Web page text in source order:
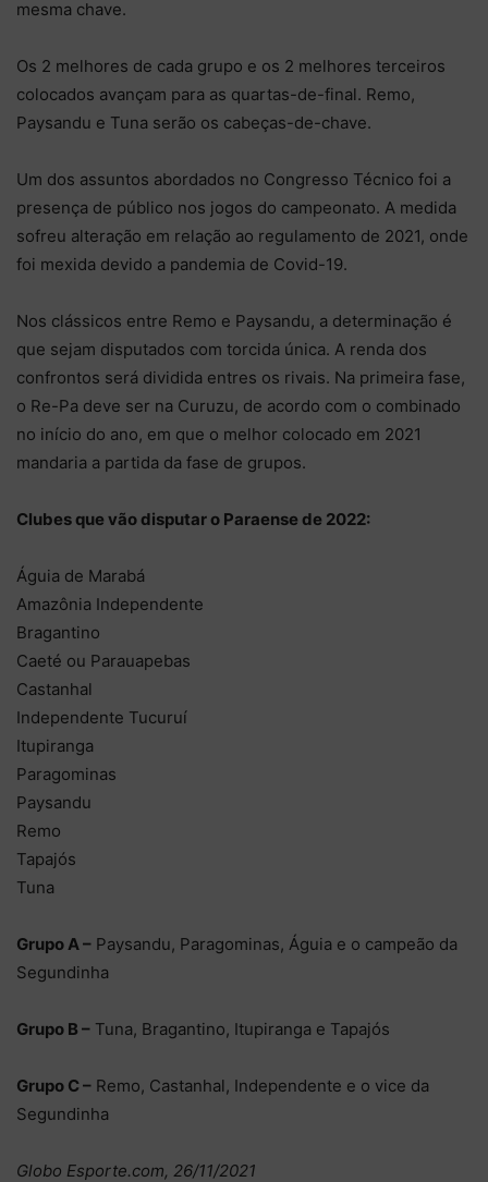
mesma chave.
Os 2 melhores de cada grupo e os 2 melhores terceiros
colocados avançam para as quartas-de-final. Remo,
Paysandu e Tuna serão os cabeças-de-chave.
Um dos assuntos abordados no Congresso Técnico foi a
presença de público nos jogos do campeonato. A medida
sofreu alteração em relação ao regulamento de 2021, onde
foi mexida devido a pandemia de Covid-19.
Nos clássicos entre Remo e Paysandu, a determinação é
que sejam disputados com torcida única. A renda dos
confrontos será dividida entres os rivais. Na primeira fase,
o Re-Pa deve ser na Curuzu, de acordo com o combinado
no início do ano, em que o melhor colocado em 2021
mandaria a partida da fase de grupos.
Clubes que vão disputar o Paraense de 2022:
Águia de Marabá
Amazônia Independente
Bragantino
Caeté ou Parauapebas
Castanhal
Independente Tucuruí
Itupiranga
Paragominas
Paysandu
Remo
Tapajós
Tuna
Grupo A – Paysandu, Paragominas, Águia e o campeão da
Segundinha
Grupo B – Tuna, Bragantino, Itupiranga e Tapajós
Grupo C – Remo, Castanhal, Independente e o vice da
Segundinha
Globo Esporte.com, 26/11/2021